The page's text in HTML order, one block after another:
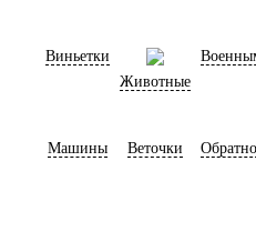
Виньетки
Животные
Машины Веточки